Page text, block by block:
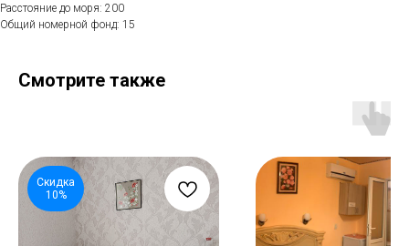
Расстояние до моря: 200
Общий номерной фонд: 15
Смотрите также
Скидка
10%